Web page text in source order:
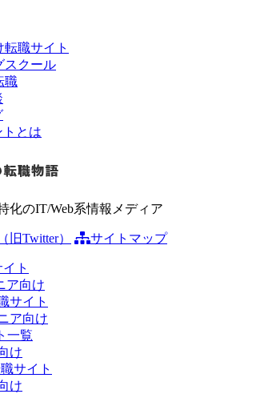
職サイト
スクール
職
とは
化のIT/Web系情報メディア
旧Twitter） サイトマップ
ト
ア向け
サイト
ア向け
一覧
け
サイト
け